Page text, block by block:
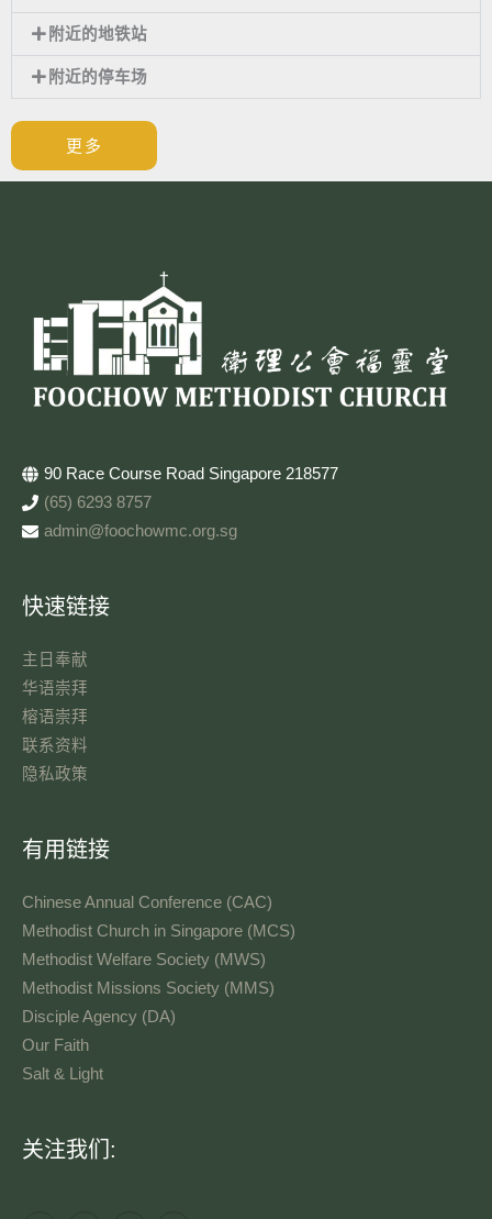
附近的地铁站
附近的停车场
更多
90 Race Course Road Singapore 218577
(65) 6293 8757
admin@foochowmc.org.sg
快速链接
主日奉献​
华语崇拜
榕语崇拜
联系资料​
隐私政策
有用链接
Chinese Annual Conference (CAC)
Methodist Church in Singapore (MCS)
Methodist Welfare Society (MWS)
Methodist Missions Society (MMS)
Disciple Agency (DA)
Our Faith
Salt & Light
关注我们:
语